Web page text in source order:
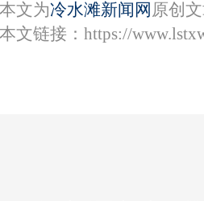
本文为冷水滩新闻网 原创
本文链接： https://